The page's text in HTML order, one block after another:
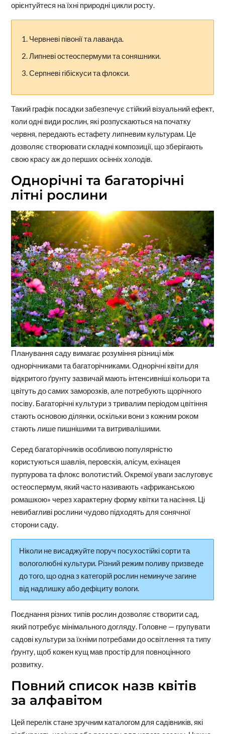
орієнтуйтеся на їхні природні цикли росту.
Червневі півонії та лаванда.
Липневі остеоспермуми та соняшники.
Серпневі гібіскуси та флокси.
Такий графік посадки забезпечує стійкий візуальний ефект,
коли одні види рослин, які розпускаються на початку
червня, передають естафету липневим культурам. Це
дозволяє створювати складні композиції, що зберігають
свою красу аж до перших осінніх холодів.
Однорічні та багаторічні
літні рослини
Планування саду вимагає розуміння різниці між
однорічниками та багаторічниками. Однорічні квіти для
відкритого ґрунту зазвичай мають інтенсивніші кольори та
цвітуть до самих заморозків, але потребують щорічного
посіву. Багаторічні культури з тривалим періодом цвітіння
стають основою ділянки, оскільки вони з кожним роком
стають лише пишнішими та витривалішими.
Серед багаторічників особливою популярністю
користуються шавлія, перовскія, алісум, ехінацея
пурпурова та флокс волотистий. Окремої уваги заслуговує
остеоспермум, який часто називають «африканською
ромашкою» через характерну форму квітки та насіння. Ці
невибагливі рослини чудово підходять для сонячної
сторони саду.
Ніколи не висаджуйте поруч посухостійкі сорти та
вологолюбні культури. Різний режим поливу призведе
до того, що одна з категорій рослин неминуче загине
від надлишку або дефіциту вологи.
Поєднання різних типів рослин дозволяє створити сад,
який потребує мінімального догляду. Головне — групувати
садові культури за їхніми потребами до освітлення та типу
ґрунту, щоб кожен кущ мав простір для повноцінного
розвитку.
Повний список назв квітів
за алфавітом
Цей перелік стане зручним каталогом для садівників, які